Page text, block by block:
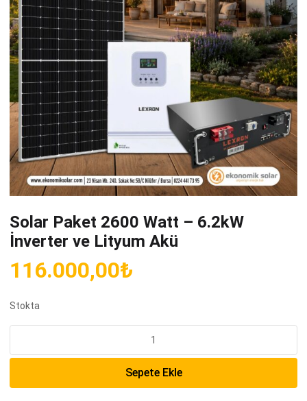
Solar Paket 2600 Watt – 6.2kW
İnverter ve Lityum Akü
116.000,00₺
Stokta
2600
Sepete Ekle